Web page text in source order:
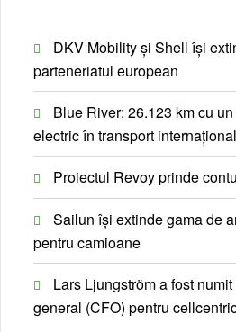
DKV Mobility și Shell își
parteneriatul european
Blue River: 26.123 km cu
electric în transport internațional
Proiectul Revoy prinde
Sailun își extinde gama de
pentru camioane
Lars Ljungström a fost
general (CFO) pentru